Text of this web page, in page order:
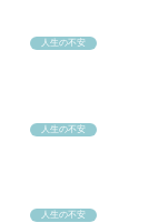
人生の不安
人生の不安
人生の不安